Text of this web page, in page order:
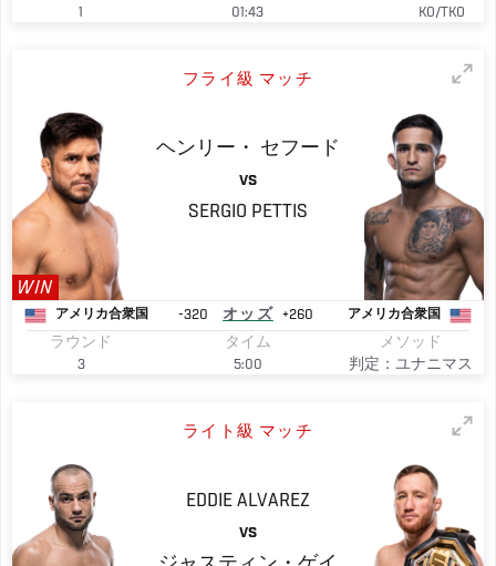
1
01:43
KO/TKO
フライ級 マッチ
WIN
ヘンリー・ セフード
VS
SERGIO PETTIS
アメリカ合衆国 -320 オッズ +260 アメリカ合衆国
ラウンド
3
タイム
5:00
メソッド
判定：ユナニマス
ライト級 マッチ
EDDIE ALVAREZ
VS